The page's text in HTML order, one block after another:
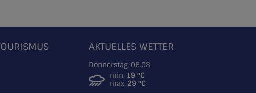
AKTUELLES WETTER
Donnerstag, 06.08.
min. 19 °C
max. 29 °C